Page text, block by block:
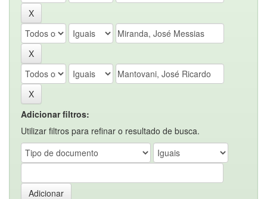
Adicionar filtros:
Utilizar filtros para refinar o resultado de busca.